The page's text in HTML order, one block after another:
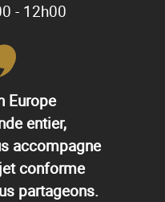
- 12h00
Europe
entier,
accompagne
conforme
partageons.